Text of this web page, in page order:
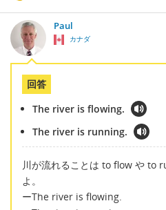
Paul
カナダ
回答
The river is flowing.
The river is running.
川が流れることは to flow や to
よ。
ーThe river is flowing.